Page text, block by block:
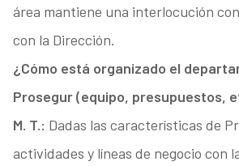
área mantiene una interlocución
con la Dirección.
¿Cómo está organizado el
Prosegur (equipo, presupuestos,
M. T.: Dadas las características de
actividades y líneas de negocio con